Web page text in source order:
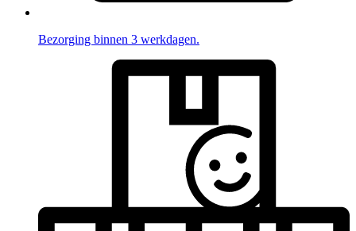
Bezorging binnen 3 werkdagen.